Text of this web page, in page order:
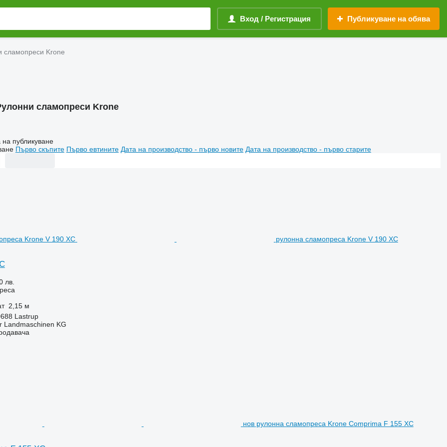
Вход / Регистрация Публикуване на обява
сламопреси Krone
сламопреси Krone
на публикуване
Първо скъпите Първо евтините Дата на производство - първо новите Дата на производство - първо старите
рулонна сламопреса Krone V 190 XC
лв.
2,15 м
Lastrup
Landmaschinen KG
нов рулонна сламопреса Krone Comprima F 155 XC